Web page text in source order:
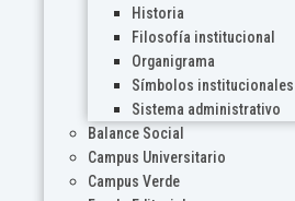
Historia
Filosofía institucional
Organigrama
Símbolos institucionales
Sistema administrativo
Balance Social
Campus Universitario
Campus Verde